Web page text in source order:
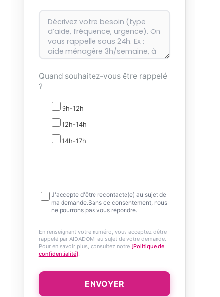
Quand souhaitez-vous être rappelé
?
9h-12h
12h-14h
14h-17h
J'accepte d'être recontacté(e) au sujet de
ma demande.Sans ce consentement, nous
ne pourrons pas vous répondre.
En renseignant votre numéro, vous acceptez d’être
rappelé par AIDADOMI au sujet de votre demande.
Pour en savoir plus, consultez notre [Politique de
confidentialité]